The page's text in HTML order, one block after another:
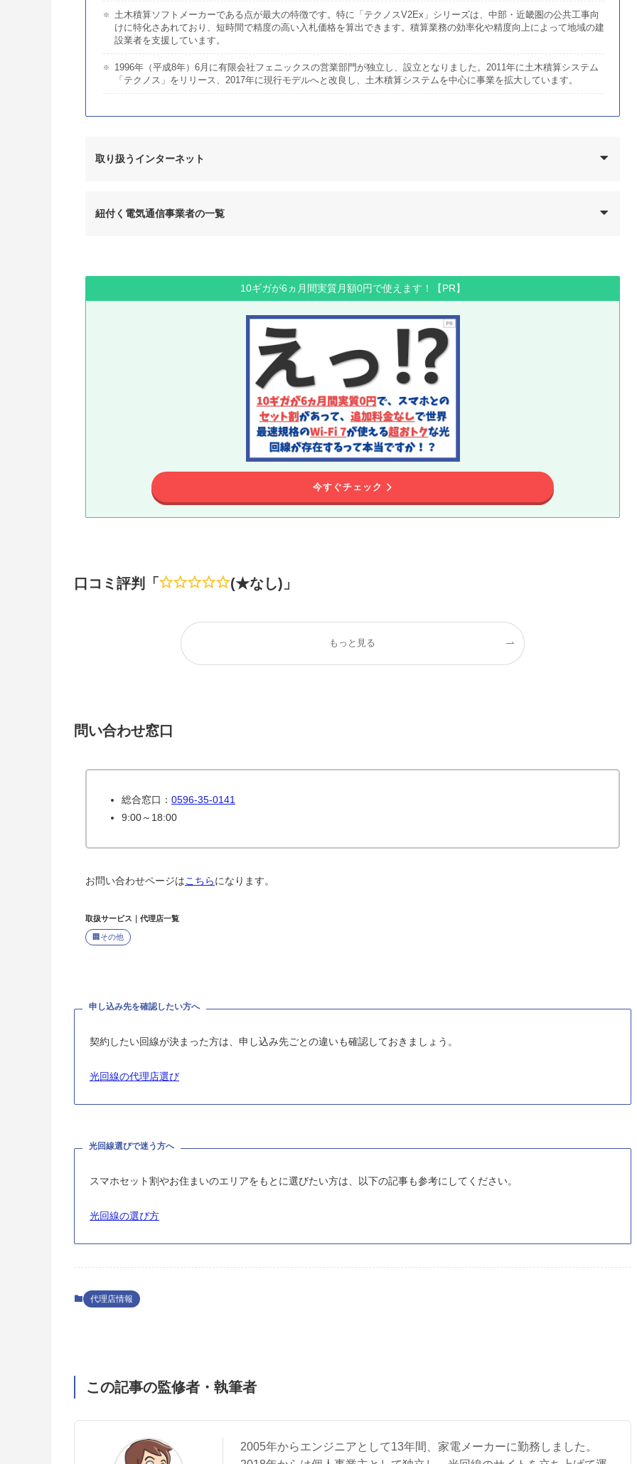
土木積算ソフトメーカーである点が最大の特徴です。特に「テクノスV2Ex」シリーズは、中部・近畿圏の公共工事向
けに特化さあれており、短時間で精度の高い入札価格を算出できます。積算業務の効率化や精度向上によって地域の建
設業者を支援しています。
1996年（平成8年）6月に有限会社フェニックスの営業部門が独立し、設立となりました。2011年に土木積算システム
「テクノス」をリリース、2017年に現行モデルへと改良し、土木積算システムを中心に事業を拡大しています。
取り扱うインターネット
紐付く電気通信事業者の一覧
10ギガが6ヵ月間実質月額0円で使えます！【PR】
今すぐチェック
口コミ評判「 (★なし)」
もっと見る
問い合わせ窓口
総合窓口： 0596-35-0141
9:00～18:00
お問い合わせページはこちらになります。
取扱サービス｜代理店一覧
🏢 その他
申し込み先を確認したい方へ
契約したい回線が決まった方は、申し込み先ごとの違いも確認しておきましょう。
光回線の代理店選び
光回線選びで迷う方へ
スマホセット割やお住まいのエリアをもとに選びたい方は、以下の記事も参考にしてください。
光回線の選び方
代理店情報
この記事の監修者・執筆者
2005年からエンジニアとして13年間、家電メーカーに勤務しました。